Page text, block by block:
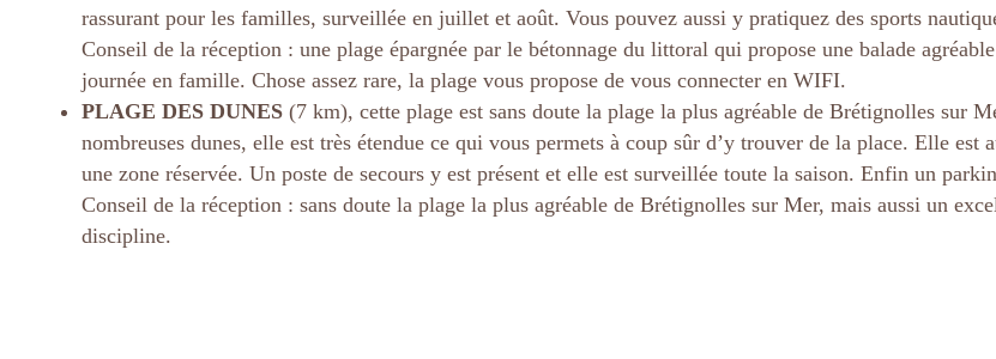
rassurant pour les familles, surveillée en juillet et août. Vous pouvez aussi y pratiquez des sports
Conseil de la réception : une plage épargnée par le bétonnage du littoral qui propose une balade
journée en famille. Chose assez rare, la plage vous propose de vous connecter en WIFI.
PLAGE DES DUNES(7 km), cette plage est sans doute la plage la plus agréable de Brétignolles sur
nombreuses dunes, elle est très étendue ce qui vous permets à coup sûr d’y trouver de la place. Elle est
une zone réservée. Un poste de secours y est présent et elle est surveillée toute la saison. Enfin un
Conseil de la réception : sans doute la plage la plus agréable de Brétignolles sur Mer, mais aussi un
discipline.